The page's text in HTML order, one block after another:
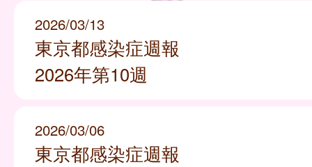
2026/03/13
東京都感染症週報
2026年第10週
2026/03/06
東京都感染症週報